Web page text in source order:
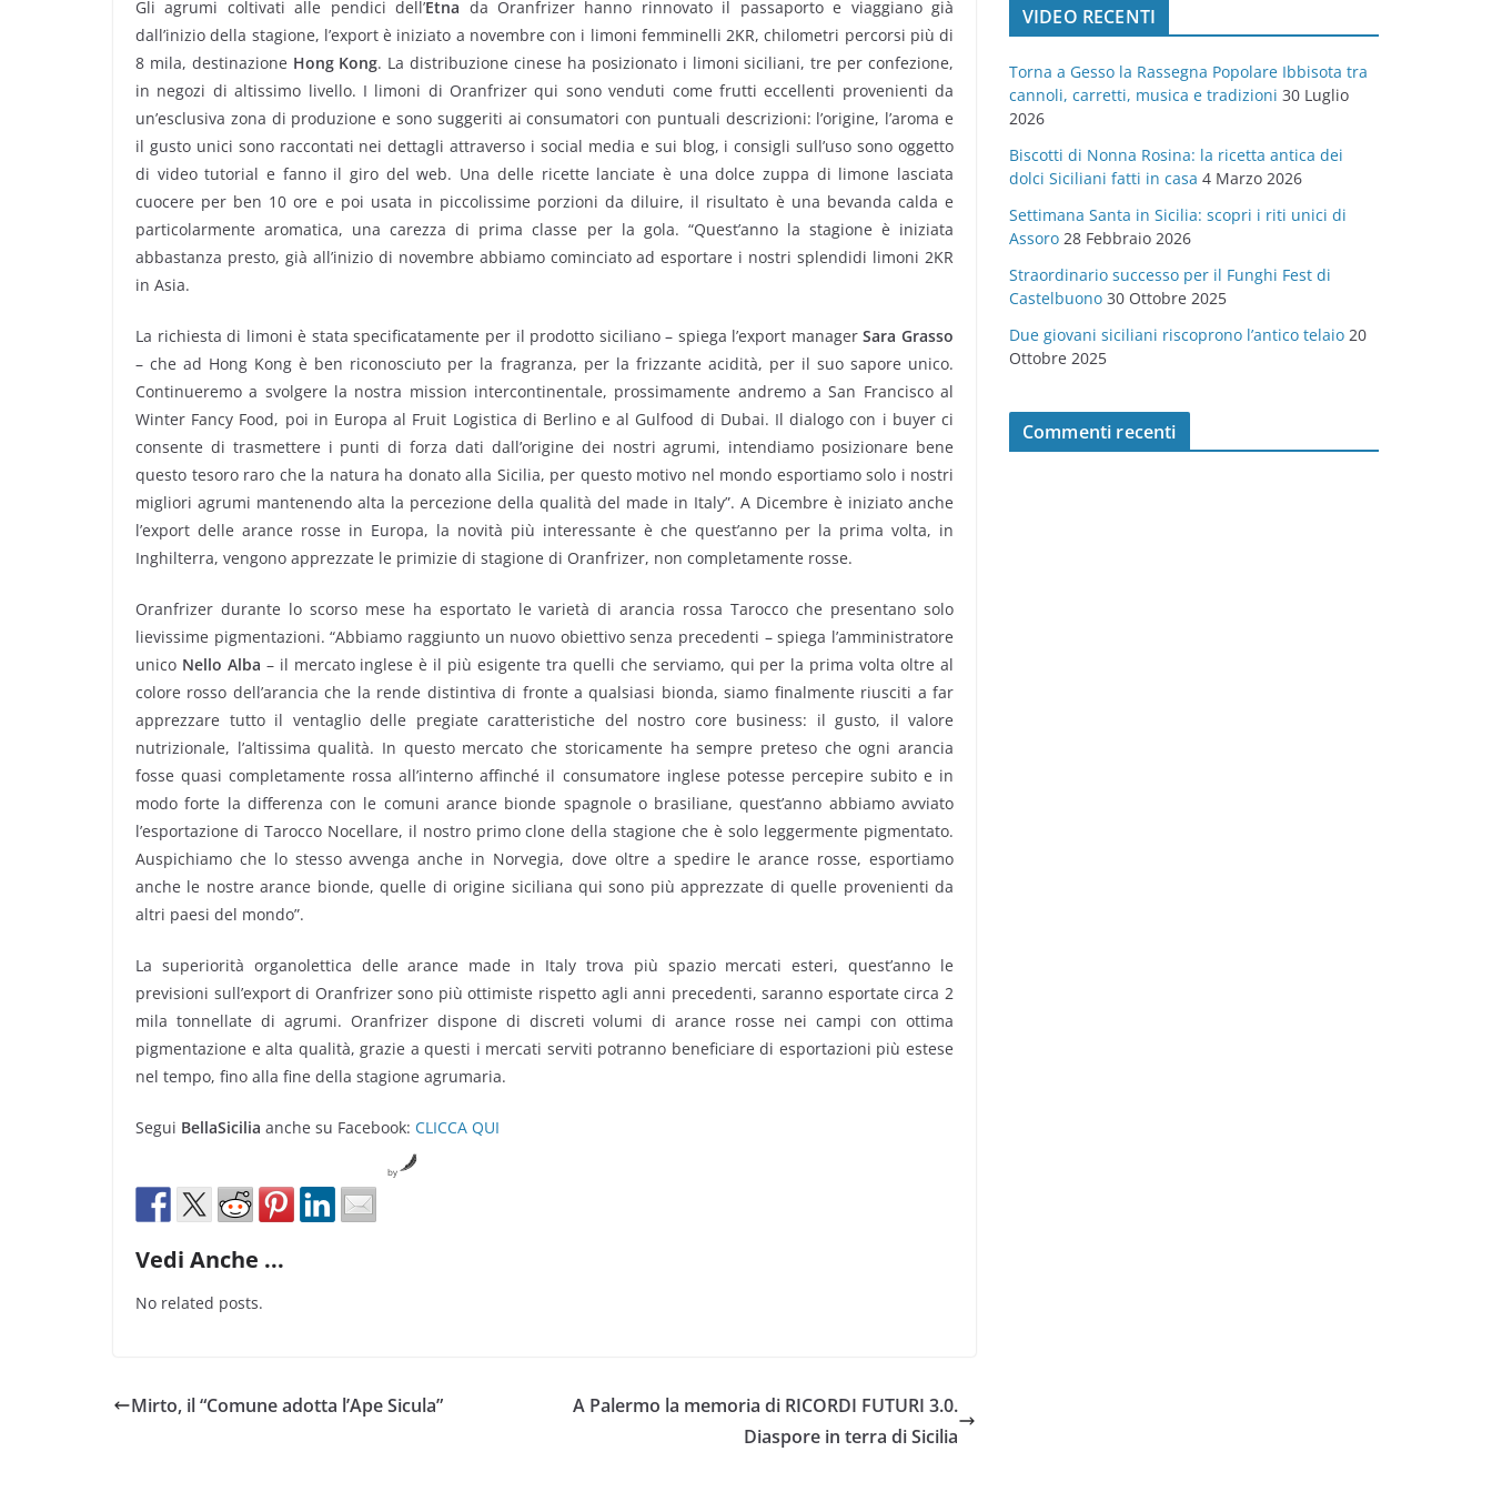
Gli agrumi coltivati alle pendici dell’Etna da Oranfrizer hanno rinnovato il passaporto e viaggiano già
dall’inizio della stagione, l’export è iniziato a novembre con i limoni femminelli 2KR, chilometri percorsi più di
8 mila, destinazione Hong Kong. La distribuzione cinese ha posizionato i limoni siciliani, tre per confezione,
in negozi di altissimo livello. I limoni di Oranfrizer qui sono venduti come frutti eccellenti provenienti da
un’esclusiva zona di produzione e sono suggeriti ai consumatori con puntuali descrizioni: l’origine, l’aroma e
il gusto unici sono raccontati nei dettagli attraverso i social media e sui blog, i consigli sull’uso sono oggetto
di video tutorial e fanno il giro del web. Una delle ricette lanciate è una dolce zuppa di limone lasciata
cuocere per ben 10 ore e poi usata in piccolissime porzioni da diluire, il risultato è una bevanda calda e
particolarmente aromatica, una carezza di prima classe per la gola. “Quest’anno la stagione è iniziata
abbastanza presto, già all’inizio di novembre abbiamo cominciato ad esportare i nostri splendidi limoni 2KR
in Asia.
La richiesta di limoni è stata specificatamente per il prodotto siciliano – spiega l’export managerSara Grasso
– che ad Hong Kong è ben riconosciuto per la fragranza, per la frizzante acidità, per il suo sapore unico.
Continueremo a svolgere la nostra mission intercontinentale, prossimamente andremo a San Francisco al
Winter Fancy Food, poi in Europa al Fruit Logistica di Berlino e al Gulfood di Dubai. Il dialogo con i buyer ci
consente di trasmettere i punti di forza dati dall’origine dei nostri agrumi, intendiamo posizionare bene
questo tesoro raro che la natura ha donato alla Sicilia, per questo motivo nel mondo esportiamo solo i nostri
migliori agrumi mantenendo alta la percezione della qualità del made in Italy”. A Dicembre è iniziato anche
l’export delle arance rosse in Europa, la novità più interessante è che quest’anno per la prima volta, in
Inghilterra, vengono apprezzate le primizie di stagione di Oranfrizer, non completamente rosse.
Oranfrizer durante lo scorso mese ha esportato le varietà di arancia rossa Tarocco che presentano solo
lievissime pigmentazioni. “Abbiamo raggiunto un nuovo obiettivo senza precedenti – spiega l’amministratore
unico Nello Alba – il mercato inglese è il più esigente tra quelli che serviamo, qui per la prima volta oltre al
colore rosso dell’arancia che la rende distintiva di fronte a qualsiasi bionda, siamo finalmente riusciti a far
apprezzare tutto il ventaglio delle pregiate caratteristiche del nostro core business: il gusto, il valore
nutrizionale, l’altissima qualità. In questo mercato che storicamente ha sempre preteso che ogni arancia
fosse quasi completamente rossa all’interno affinché il consumatore inglese potesse percepire subito e in
modo forte la differenza con le comuni arance bionde spagnole o brasiliane, quest’anno abbiamo avviato
l’esportazione di Tarocco Nocellare, il nostro primo clone della stagione che è solo leggermente pigmentato.
Auspichiamo che lo stesso avvenga anche in Norvegia, dove oltre a spedire le arance rosse, esportiamo
anche le nostre arance bionde, quelle di origine siciliana qui sono più apprezzate di quelle provenienti da
altri paesi del mondo”.
La superiorità organolettica delle arance made in Italy trova più spazio mercati esteri, quest’anno le
previsioni sull’export di Oranfrizer sono più ottimiste rispetto agli anni precedenti, saranno esportate circa 2
mila tonnellate di agrumi. Oranfrizer dispone di discreti volumi di arance rosse nei campi con ottima
pigmentazione e alta qualità, grazie a questi i mercati serviti potranno beneficiare di esportazioni più estese
nel tempo, fino alla fine della stagione agrumaria.
Segui BellaSicilia anche su Facebook: CLICCA QUI
by
Vedi Anche ...
No related posts.
Mirto, il “Comune adotta l’Ape Sicula”
A Palermo la memoria di RICORDI FUTURI 3.0.
Diaspore in terra di Sicilia
o
r
e
VIDEO RECENTI
Torna a Gesso la Rassegna Popolare Ibbisota tra
cannoli, carretti, musica e tradizioni 30 Luglio
2026
Biscotti di Nonna Rosina: la ricetta antica dei
dolci Siciliani fatti in casa 4 Marzo 2026
Settimana Santa in Sicilia: scopri i riti unici di
Assoro 28 Febbraio 2026
Straordinario successo per il Funghi Fest di
Castelbuono 30 Ottobre 2025
Due giovani siciliani riscoprono l’antico telaio 20
Ottobre 2025
Commenti recenti